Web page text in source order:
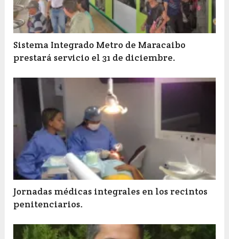
Sistema Integrado Metro de Maracaibo
prestará servicio el 31 de diciembre.
Jornadas médicas integrales en los recintos
penitenciarios.